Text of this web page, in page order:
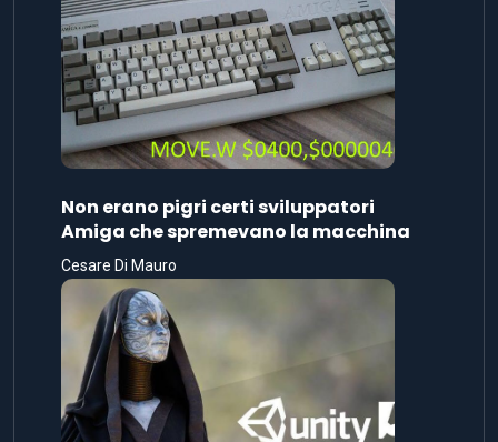
Non erano pigri certi sviluppatori
Amiga che spremevano la macchina
Cesare Di Mauro